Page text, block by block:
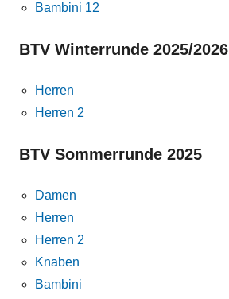
Bambini 12
BTV Winterrunde 2025/2026
Herren
Herren 2
BTV Sommerrunde 2025
Damen
Herren
Herren 2
Knaben
Bambini